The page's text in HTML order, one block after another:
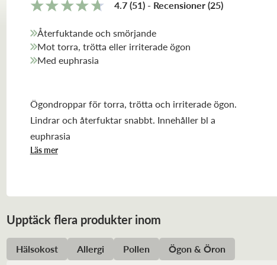
4.7(51) - Recensioner(25)
Återfuktande och smörjande
Mot torra, trötta eller irriterade ögon
Med euphrasia
Ögondroppar för torra, trötta och irriterade ögon.
Lindrar och återfuktar snabbt. Innehåller bl a
euphrasia
Läs mer
Upptäck flera produkter inom
Hälsokost Allergi Pollen Ögon & Öron